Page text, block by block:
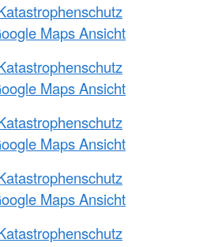
Maps Ansicht
Maps Ansicht
Maps Ansicht
Maps Ansicht